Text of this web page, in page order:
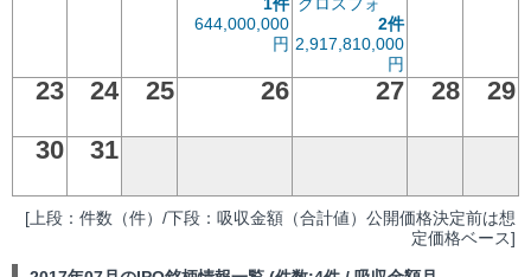
644,000,000
円
2件
2,917,810,000
円
23 24 25 26 27 28
29
30
31
[上段：件数（件）/下段：吸収金額（合計値）公開価格決定前は想
定価格ベース]